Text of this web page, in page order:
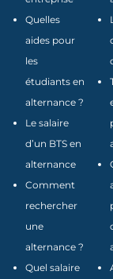
Quelles
aides pour
les
étudiants en
alternance ?
Le salaire
d’un BTS en
alternance
Comment
rechercher
une
alternance ?
Quel salaire